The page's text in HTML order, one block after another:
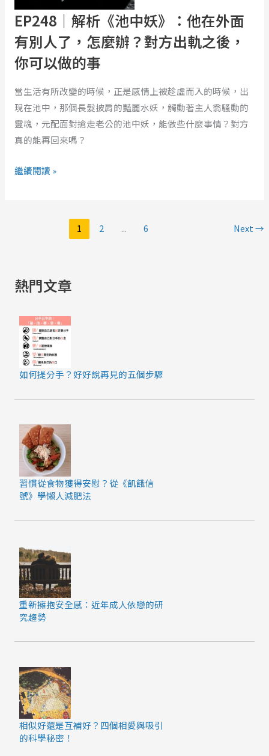
EP248｜解析《池中妖》：他在外面
有別人了，怎麼辦？對方出軌之後，
你可以做的事
當生活有所改變的時候，正是感情上被趁虛而入的時候，出
現在池中，那個長髮披肩的豔麗水妖，觸動著主人翁騷動的
靈魂，元配面對搶走老公的池中妖，能做些什麼事情？對方
真的能再回來嗎？
妖》：
他
在
外
面
有
別
人
怎
之
後，
可
以
做
的
繼續閱讀 »
1 2 ... 6 Next→
熱門文章
如何提分手？好好說再見的五個步驟
習慣從食物獲得安慰？從《飢餓信
號》學懶人減肥法
重新擁抱安全感：近年成人依戀的研
究趨勢
相似好還是互補好？四個相愛與吸引
的科學秘密！